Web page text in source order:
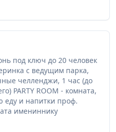
- различные
фотограф
запечатлеть
визита. Для вашего
Wi-Fi.
развлечения и
интересов. Приходите к
эмоции,
воспоминания.
приобрести
под ключ до 20 человек
с ведущим парка,
челленджи, 1 час (до
PARTY ROOM - комната,
еду и напитки проф.
имениннику